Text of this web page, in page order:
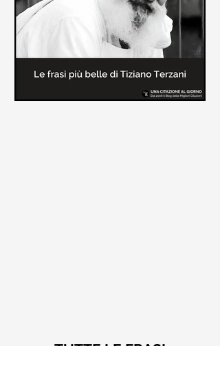
sulla vita
TUTTE LE FRASI